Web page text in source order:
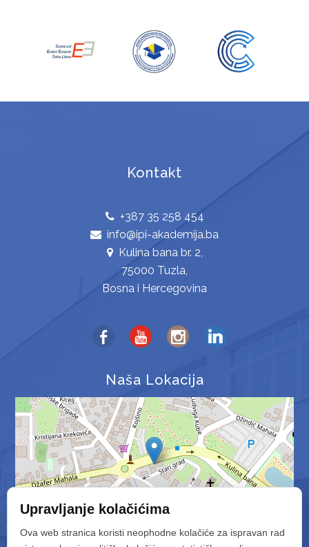
Upravljanje kolačićima
Ova web stranica koristi neophodne kolačiće za ispravan rad
Kontakt
+387 35 258 454
info@ipi-akademija.ba
Kulina bana br. 2,
75000 Tuzla,
Bosna i Hercegovina
Naša Lokacija